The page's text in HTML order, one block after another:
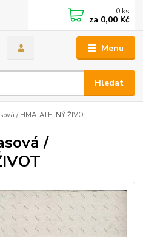
Menu
Hledat
0 ks
za 0,00 Kč
/ HMATATELNÝ ŽIVOT
/